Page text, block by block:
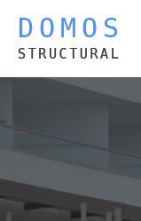
ΤΡΕΧΟΝΤΑ ΕΡΓΑ